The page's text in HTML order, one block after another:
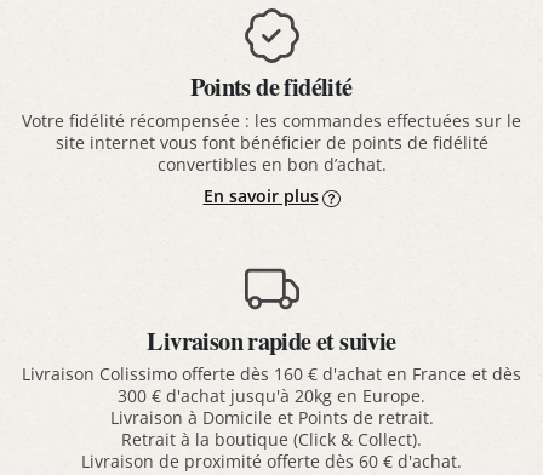
Points de fidélité
Votre fidélité récompensée : les commandes effectuées sur le
site internet vous font bénéficier de points de fidélité
convertibles en bon d’achat.
En savoir plus
Livraison rapide et suivie
Livraison Colissimo offerte dès 160 € d'achat en France et dès
300 € d'achat jusqu'à 20kg en Europe.
Livraison à Domicile et Points de retrait.
Retrait à la boutique (Click & Collect).
Livraison de proximité offerte dès 60 € d'achat.